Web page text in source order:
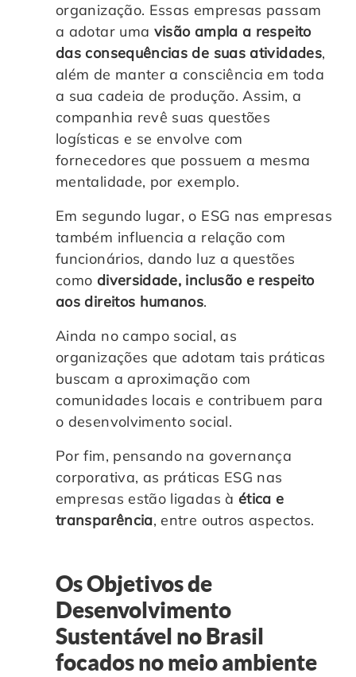
organização. Essas empresas passam
a adotar uma visão ampla a respeito
das consequências de suas atividades,
além de manter a consciência em toda
a sua cadeia de produção. Assim, a
companhia revê suas questões
logísticas e se envolve com
fornecedores que possuem a mesma
mentalidade, por exemplo.
Em segundo lugar, o ESG nas empresas
também influencia a relação com
funcionários, dando luz a questões
como diversidade, inclusão e respeito
aos direitos humanos.
Ainda no campo social, as
organizações que adotam tais práticas
buscam a aproximação com
comunidades locais e contribuem para
o desenvolvimento social.
Por fim, pensando na governança
corporativa, as práticas ESG nas
empresas estão ligadas à ética e
transparência, entre outros aspectos.
Os Objetivos de
Desenvolvimento
Sustentável no Brasil
focados no meio ambiente